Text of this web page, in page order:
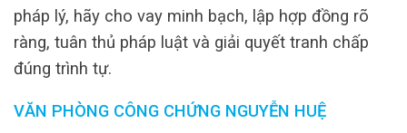
pháp lý, hãy cho vay minh bạch, lập hợp đồng rõ
ràng, tuân thủ pháp luật và giải quyết tranh chấp
đúng trình tự.
VĂN PHÒNG CÔNG CHỨNG NGUYỄN HUỆ